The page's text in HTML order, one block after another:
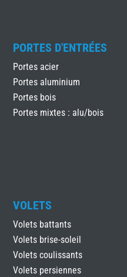
PORTES D'ENTRÉES
Portes acier
Portes aluminium
Portes bois
Portes mixtes : alu/bois
VOLETS
Volets battants
Volets brise-soleil
Volets coulissants
Volets persiennes